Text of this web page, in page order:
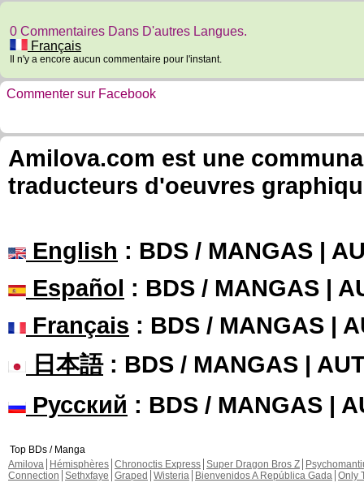
0 Commentaires Dans D'autres Langues.
Français
Il n'y a encore aucun commentaire pour l'instant.
Commenter sur Facebook
Amilova.com est une
traducteurs d'oeuvres
English : BDS / MANGAS |
Español : BDS / MANGAS |
Français : BDS / MANGAS |
日本語: BDS / MANGAS |
Русский : BDS / MANGAS |
Top BDs / Manga
Amilova
Hémisphères Chronoctis Express Super Dragon Bros Z
Connection Sethxfaye Graped Wisteria Bienvenidos A República Gada Only